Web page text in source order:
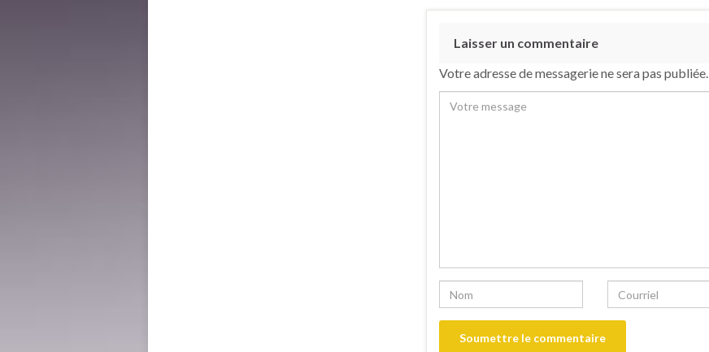
Laisser un commentaire
Votre adresse de messagerie ne sera pas publiée.